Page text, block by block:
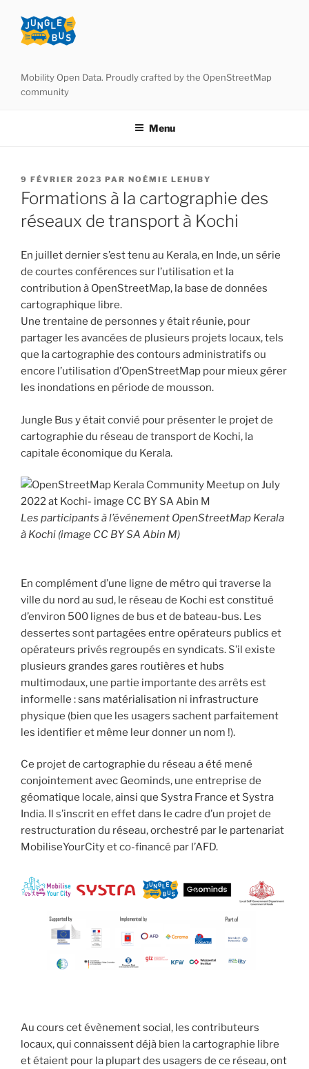
contenu
Mobility Open Data. Proudly crafted by the OpenStreetMap
community
Menu
PUBLIÉ
LE
9 FÉVRIER 2023 PAR NOÉMIE LEHUBY
Formations à la cartographie des
réseaux de transport à Kochi
En juillet dernier s’est tenu au Kerala, en Inde, un série
de courtes conférences sur l’utilisation et la
contribution à OpenStreetMap, la base de données
cartographique libre.
Une trentaine de personnes y était réunie, pour
partager les avancées de plusieurs projets locaux, tels
que la cartographie des contours administratifs ou
encore l’utilisation d’OpenStreetMap pour mieux gérer
les inondations en période de mousson.
Jungle Bus y était convié pour présenter le projet de
cartographie du réseau de transport de Kochi, la
capitale économique du Kerala.
Les participants à l’événement OpenStreetMap Kerala
à Kochi (image CC BY SA Abin M)
En complément d’une ligne de métro qui traverse la
ville du nord au sud, le réseau de Kochi est constitué
d’environ 500 lignes de bus et de bateau-bus. Les
dessertes sont partagées entre opérateurs publics et
opérateurs privés regroupés en syndicats. S’il existe
plusieurs grandes gares routières et hubs
multimodaux, une partie importante des arrêts est
informelle : sans matérialisation ni infrastructure
physique (bien que les usagers sachent parfaitement
les identifier et même leur donner un nom !).
Ce projet de cartographie du réseau a été mené
conjointement avec Geominds, une entreprise de
géomatique locale, ainsi que Systra France et Systra
India. Il s’inscrit en effet dans le cadre d’un projet de
restructuration du réseau, orchestré par le partenariat
MobiliseYourCity et co-financé par l’AFD.
Au cours cet évènement social, les contributeurs
locaux, qui connaissent déjà bien la cartographie libre
et étaient pour la plupart des usagers de ce réseau, ont